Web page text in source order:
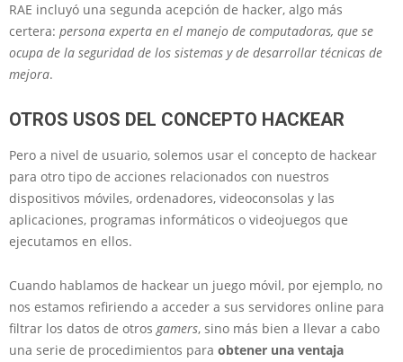
RAE incluyó una segunda acepción de hacker, algo más
certera: persona experta en el manejo de computadoras, que se
ocupa de la seguridad de los sistemas y de desarrollar técnicas de
mejora.
OTROS USOS DEL CONCEPTO HACKEAR
Pero a nivel de usuario, solemos usar el concepto de hackear
para otro tipo de acciones relacionados con nuestros
dispositivos móviles, ordenadores, videoconsolas y las
aplicaciones, programas informáticos o videojuegos que
ejecutamos en ellos.
Cuando hablamos de hackear un juego móvil, por ejemplo, no
nos estamos refiriendo a acceder a sus servidores online para
filtrar los datos de otrosgamers, sino más bien a llevar a cabo
una serie de procedimientos para obtener una ventaja